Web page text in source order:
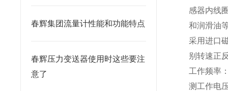
春辉集团流量计性能和功能特点
春辉压力变送器使用时这些要注
意了
感器内线
和润滑油
采用进口
别转速正
工作频率
测工作电